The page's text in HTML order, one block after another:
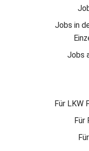
Jobs in
Jobs
Für LKW